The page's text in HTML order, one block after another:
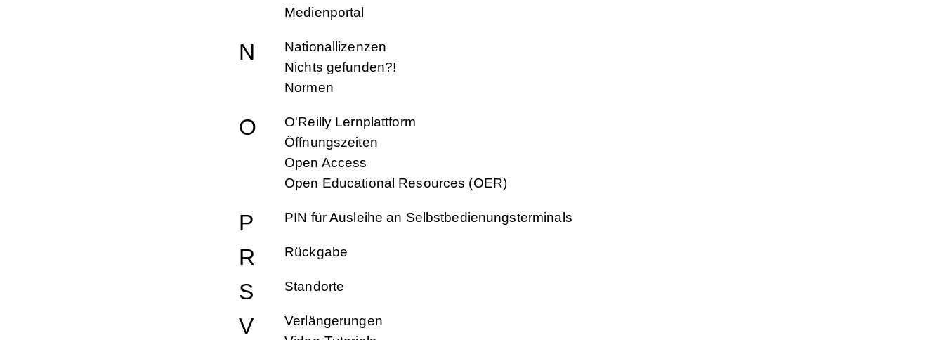
Medienportal
N
Nationallizenzen
Nichts gefunden?!
Normen
O
O'Reilly Lernplattform
Öffnungszeiten
Open Access
Open Educational Resources (OER)
P PIN für Ausleihe an Selbstbedienungsterminals
R Rückgabe
S Standorte
V
Verlängerungen